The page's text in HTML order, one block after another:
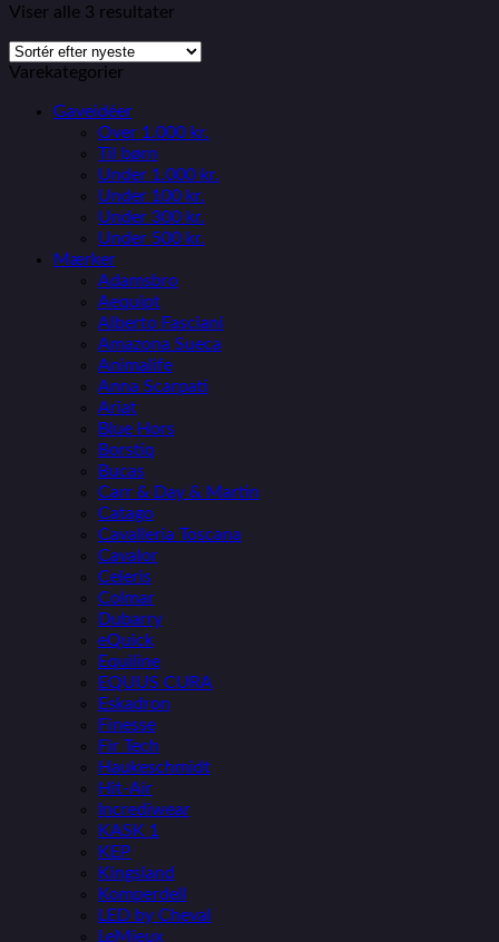
Viser alle 3 resultater
Varekategorier
Gaveidéer
Over 1.000 kr.
Til børn
Under 1.000 kr.
Under 100 kr.
Under 300 kr.
Under 500 kr.
Mærker
Adamsbro
Aequipt
Alberto Fasciani
Amazona Sueca
Animalife
Anna Scarpati
Ariat
Blue Hors
Borstiq
Bucas
Carr & Day & Martin
Catago
Cavalleria Toscana
Cavalor
Celeris
Colmar
Dubarry
eQuick
Equiline
EQUUS CURA
Eskadron
Finesse
Fir Tech
Haukeschmidt
Hit-Air
Incrediwear
KASK 1
KEP
Kingsland
Komperdell
LED by Cheval
LeMieux